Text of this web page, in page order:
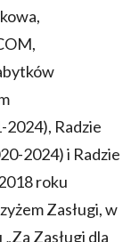
Radzie
2024) i Radzie
roku
Zasługi, w
Zasługi dla